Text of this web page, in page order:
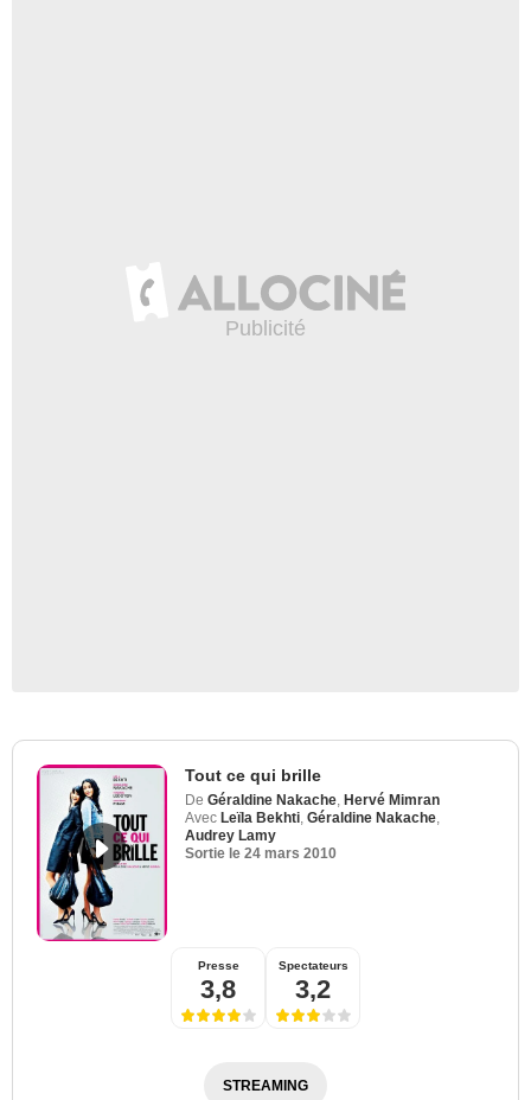
Tout ce qui brille
De Géraldine Nakache Hervé Mimran
Avec Leïla Bekhti Géraldine Nakache
Audrey Lamy
Sortie le 24 mars 2010
Presse
3,8
Spectateurs
3,2
STREAMING